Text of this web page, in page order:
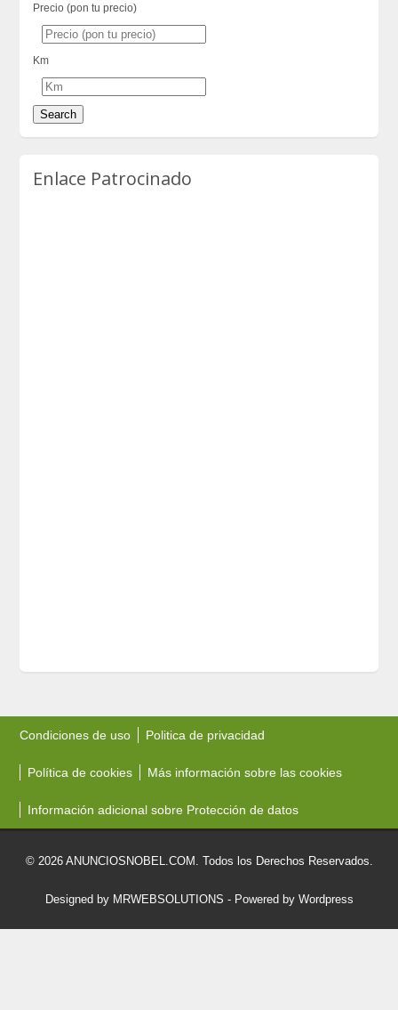
Precio (pon tu precio)
Km
Enlace Patrocinado
Condiciones de uso Politica de privacidad
Política de cookies Más información sobre las cookies
Información adicional sobre Protección de datos
© 2026 ANUNCIOSNOBEL.COM. Todos los Derechos Reservados.
Designed by MRWEBSOLUTIONS - Powered by Wordpress